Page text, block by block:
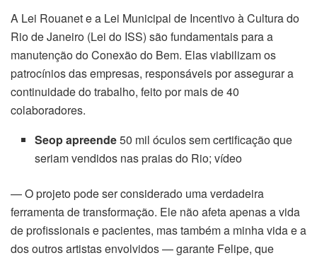
panel
panel
A Lei Rouanet e a Lei Municipal de Incentivo à Cultura do
Rio de Janeiro (Lei do ISS) são fundamentais para a
manutenção do Conexão do Bem. Elas viabilizam os
patrocínios das empresas, responsáveis por assegurar a
continuidade do trabalho, feito por mais de 40
colaboradores.
Seop apreende50 mil óculos sem certificação que
seriam vendidos nas praias do Rio; vídeo
— O projeto pode ser considerado uma verdadeira
ferramenta de transformação. Ele não afeta apenas a vida
de profissionais e pacientes, mas também a minha vida e a
dos outros artistas envolvidos — garante Felipe, que